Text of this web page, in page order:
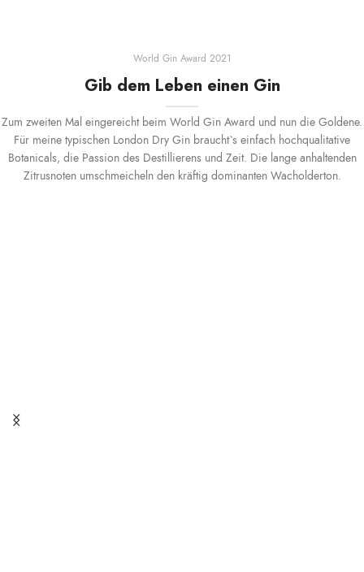
World Gin Award 2021
Gib dem Leben einen Gin
Zum zweiten Mal eingereicht beim World Gin Award und nun die Goldene.
Für meine typischen London Dry Gin braucht`s einfach hochqualitative
Botanicals, die Passion des Destillierens und Zeit. Die lange anhaltenden
Zitrusnoten umschmeicheln den kräftig dominanten Wacholderton.